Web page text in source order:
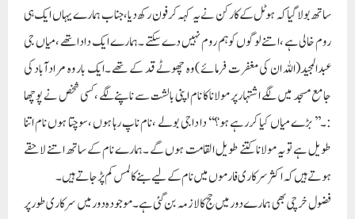
ساتھ بولا گیا کہ ہوٹل کے کارکن نے یہ کہہ کر فون رکھ دیا ،جناب ہمارے یہاں ایک ہی
روم خالی ہے ،اتنے لوگوں کو ہم روم نہیں دے سکتے ۔ہمارے ایک دادا تھے ،میاں جی
عبدالمجید(اللہ ان کی مغفرت فرمائے ) وہ چھوٹے قد کے تھے ۔ایک بار وہ مرادآباد کی
جامع مسجد میں لگے اشتہار پر مولانا کا نام اپنی بالشت سے ناپنے لگے ،کسی شخص نے پوچھا
:۔’’ بڑے میاں کیا کررہے ہو؟‘‘ دا داجی بولے ،نام ناپ رہا ہوں ،سوچتا ہوں نام اتنا
طویل ہے تو یہ مولانا کتنے طویل القامت ہوں گے ۔ہمارے نام کے ساتھ اتنے لاحقے
ہوتے ہیں کہ اکثر سرکاری فارموں میں نام کے لیے بنے کالمس کم پڑجاتے ہیں ۔
فضول خرچی بھی ہمارے دور میں حج کا لازمہ بن گئی ہے ۔موجودہ دور میں سرکاری طور پر